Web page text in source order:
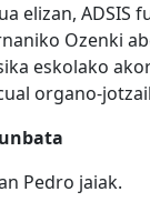
elizan, ADSIS
Ozenki
eskolako
organo-
Pedro jaiak.